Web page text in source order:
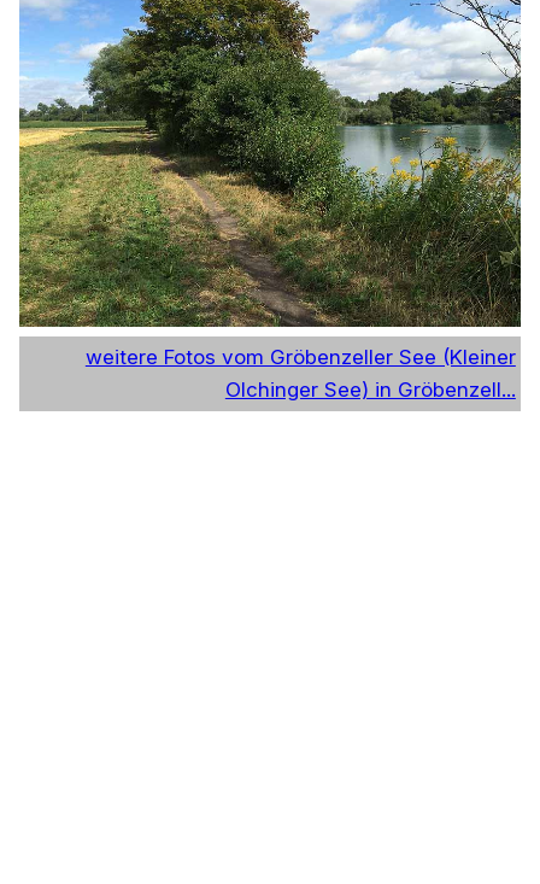
weitere Fotos vom Gröbenzeller See (Kleiner
Olchinger See) in Gröbenzell...